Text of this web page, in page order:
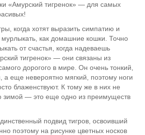
«Амурский тигренок» — для самых
когда хотят выразить симпатию и
как домашние кошки. Точно
от счастья, когда надеваешь
тигренок» — они связаны из
дорогого в мире. Он очень тонкий,
а еще невероятно мягкий, поэтому ноги
блаженствуют. К тому же в них не
зимой — это еще одно из преимуществ
подвид тигров, освоивший
поэтому на рисунке цветных носков